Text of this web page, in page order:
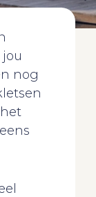
nog